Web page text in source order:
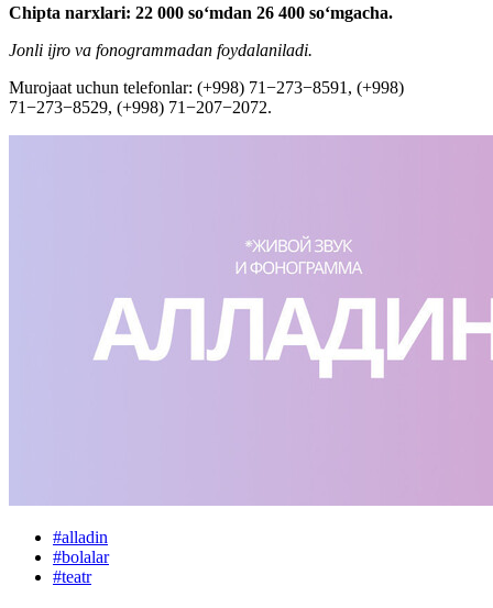
Chipta narxlari: 22 000 soʻmdan 26 400 soʻmgacha.
Jonli ijro va fonogrammadan foydalaniladi.
Murojaat uchun telefonlar: (+998) 71−273−8591, (+998)
71−273−8529, (+998) 71−207−2072.
#alladin
#bolalar
#teatr